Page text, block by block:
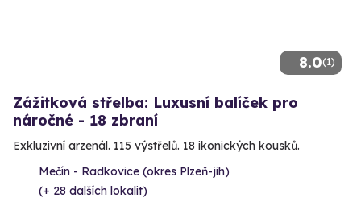
8.0(1)
Zážitková střelba: Luxusní balíček pro
náročné - 18 zbraní
Exkluzivní arzenál. 115 výstřelů. 18 ikonických kousků.
Mečín - Radkovice (okres Plzeň-jih)
(+ 28 dalších lokalit)